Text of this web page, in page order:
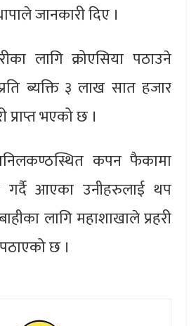
जानकारी दिए ।
लागि क्रोएसिया पठाउने
ब्यक्ति ३ लाख सात हजार
भएको छ ।
कपन फैकामा
गर्दै आएका उनीहरुलाई थप
लागि महाशाखाले प्रहरी
छ ।